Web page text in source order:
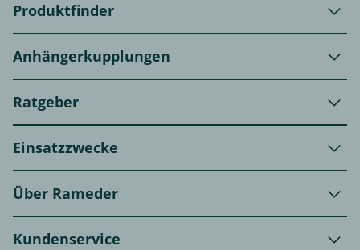
Produktfinder
Anhängerkupplungen
Ratgeber
Einsatzzwecke
Über Rameder
Kundenservice